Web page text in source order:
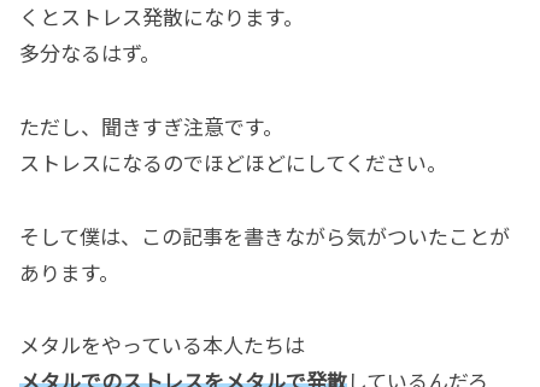
くとストレス発散になります。
多分なるはず。
ただし、聞きすぎ注意です。
ストレスになるのでほどほどにしてください。
そして僕は、この記事を書きながら気がついたことが
あります。
メタルをやっている本人たちは
メタルでのストレスをメタルで発散しているんだろ